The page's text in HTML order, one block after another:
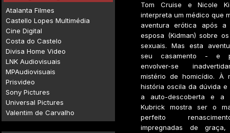
Atalanta Filmes
Castello Lopes Multimédia
Cine Digital
Costa do Castelo
Divisa Home Video
LNK Audiovisuais
MPAudiovisuais
Prisvideo
Sony Pictures
Universal Pictures
Valentim de Carvalho
Tom Cruise e Nicole
interpreta um médico que
aventura erótica após a
esposa (Kidman) sobre
sexuais. Mas esta
seu casamento - e
envolver-se
mistério de homicídio. À
história oscila da dúvida e
a auto-descoberta e a
Kubrick mostra ser o
perfeito
impregnadas de